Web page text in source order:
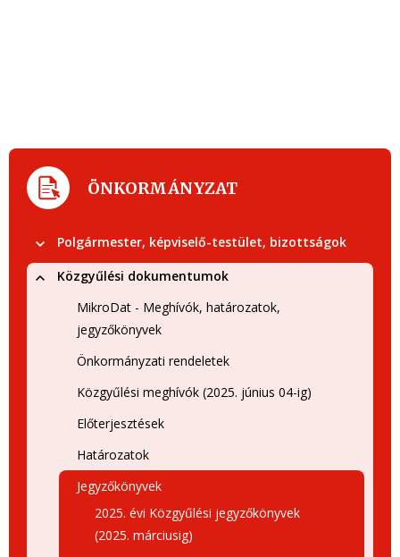
ÖNKORMÁNYZAT
Polgármester, képviselő-testület, bizottságok
Közgyűlési dokumentumok
MikroDat - Meghívók, határozatok,
jegyzőkönyvek
Önkormányzati rendeletek
Közgyűlési meghívók (2025. június 04-ig)
Előterjesztések
Határozatok
Jegyzőkönyvek
2025. évi Közgyűlési jegyzőkönyvek
(2025. márciusig)